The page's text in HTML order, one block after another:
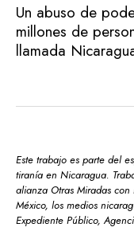
Un abuso de
millones de
llamada
Este trabajo es parte del
tiranía en Nicaragua.
alianza Otras Miradas
México, los medios
Expediente Público,